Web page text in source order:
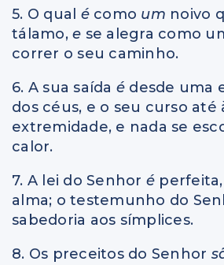
5. O qual é como um noivo
tálamo, e se alegra como
correr o seu caminho.
6. A sua saída é desde uma
dos céus, e o seu curso até
extremidade, e nada se
calor.
7. A lei do Senhor é
alma; o testemunho do
sabedoria aos símplices.
8. Os preceitos do Senhor